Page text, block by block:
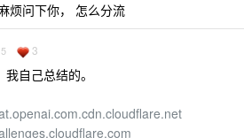
烦问下你， 怎么分流
3
自己总结的。